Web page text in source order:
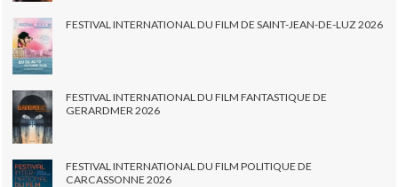
FESTIVAL INTERNATIONAL DU FILM DE SAINT-JEAN-DE-LUZ 2026
FESTIVAL INTERNATIONAL DU FILM FANTASTIQUE DE
GERARDMER 2026
FESTIVAL INTERNATIONAL DU FILM POLITIQUE DE
CARCASSONNE 2026